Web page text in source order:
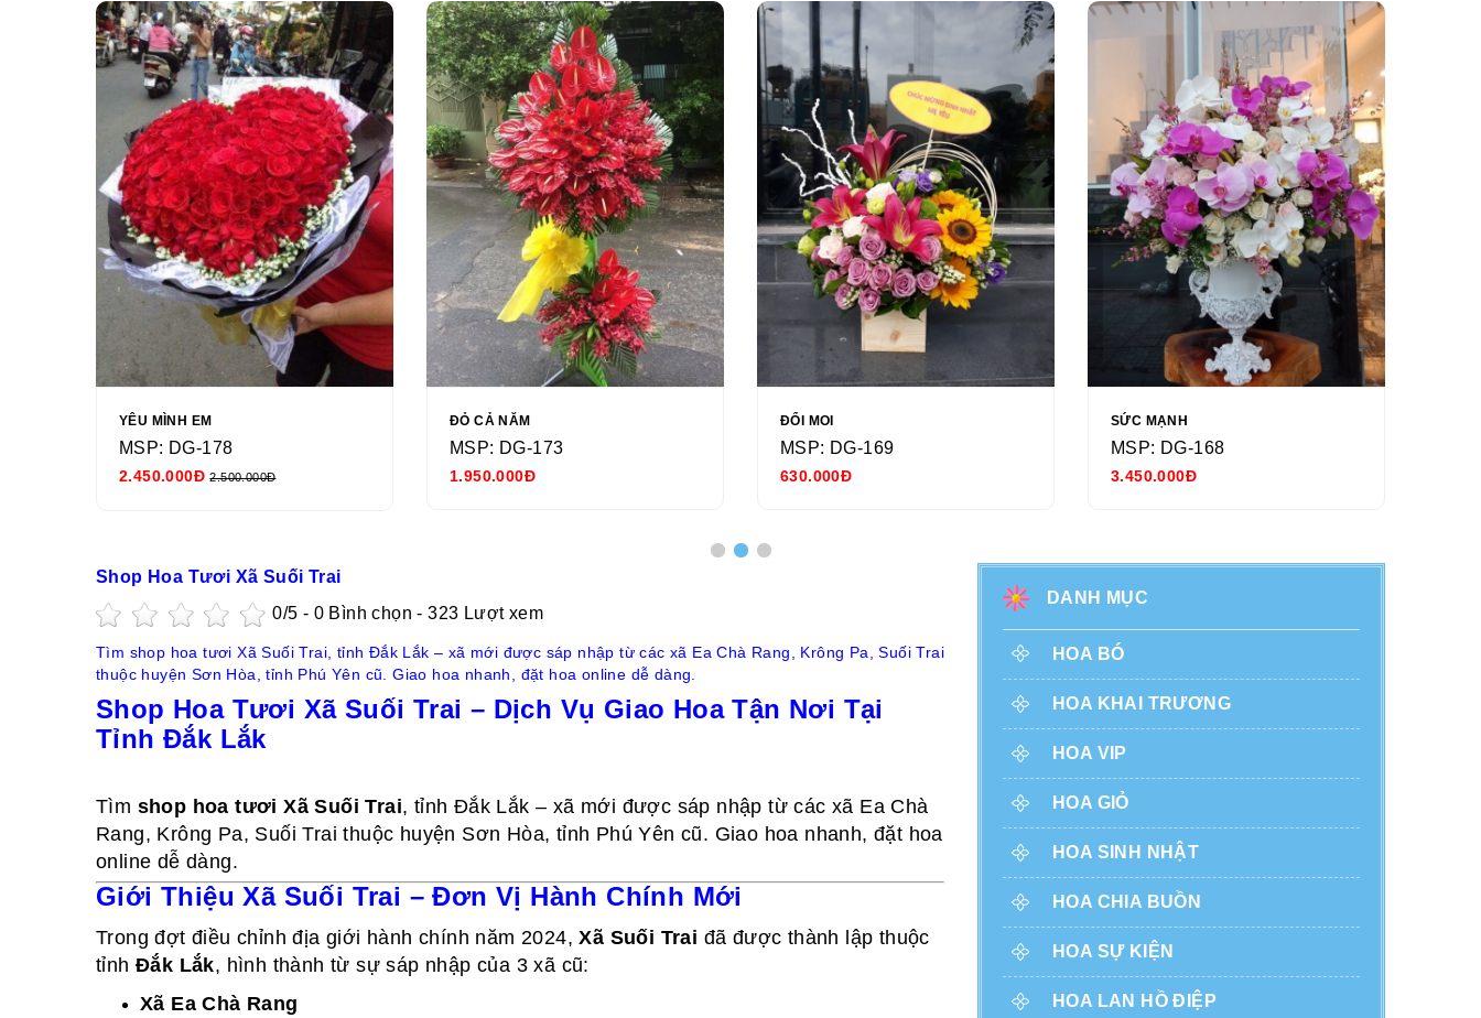
YÊU MÌNH EM
MSP: DG-178
2.450.000Đ 2.500.000Đ
ĐỎ CẢ NĂM
MSP: DG-173
1.950.000Đ
ĐỔI MOI
MSP: DG-169
630.000Đ
SỨC MẠNH
MSP: DG-168
3.450.000Đ
Shop Hoa Tươi Xã Suối Trai
0/5 - 0 Bình chọn - 323 Lượt xem
Tìm shop hoa tươi Xã Suối Trai, tỉnh Đắk Lắk – xã mới được sáp nhập từ các xã Ea Chà Rang, Krông Pa, Suối Trai
thuộc huyện Sơn Hòa, tỉnh Phú Yên cũ. Giao hoa nhanh, đặt hoa online dễ dàng.
Shop Hoa Tươi Xã Suối Trai – Dịch Vụ Giao Hoa Tận Nơi Tại
Tỉnh Đắk Lắk
Tìm shop hoa tươi Xã Suối Trai, tỉnh Đắk Lắk – xã mới được sáp nhập từ các xã Ea Chà
Rang, Krông Pa, Suối Trai thuộc huyện Sơn Hòa, tỉnh Phú Yên cũ. Giao hoa nhanh, đặt hoa
online dễ dàng.
Giới Thiệu Xã Suối Trai – Đơn Vị Hành Chính Mới
Trong đợt điều chỉnh địa giới hành chính năm 2024,Xã Suối Trai đã được thành lập thuộc
tỉnh Đắk Lắk, hình thành từ sự sáp nhập của 3 xã cũ:
Xã Ea Chà Rang
DANH MỤC
HOA BÓ
HOA KHAI TRƯƠNG
HOA VIP
HOA GIỎ
HOA SINH NHẬT
HOA CHIA BUỒN
HOA SỰ KIỆN
HOA LAN HỒ ĐIỆP